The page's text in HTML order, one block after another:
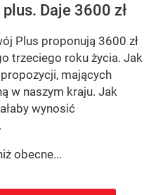
Daje 3600 zł
Plus proponują 3600 zł
trzeciego roku życia. Jak
mających
w naszym kraju. Jak
wynosić
obecne...